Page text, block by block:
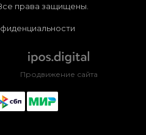
права защищены.
Продвижение сайта